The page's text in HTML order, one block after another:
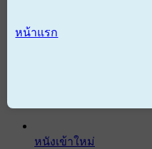
หน้าแรก
หนังเข้าใหม่